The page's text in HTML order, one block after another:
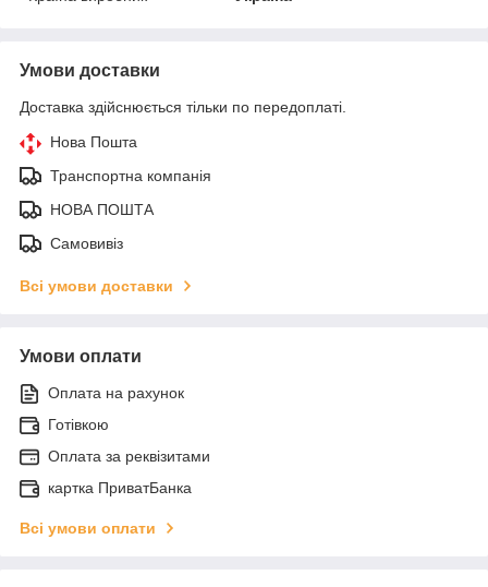
Умови доставки
Доставка здійснюється тільки по передоплаті.
Нова Пошта
Транспортна компанія
НОВА ПОШТА
Самовивіз
Всі умови доставки
Умови оплати
Оплата на рахунок
Готівкою
Оплата за реквізитами
картка ПриватБанка
Всі умови оплати